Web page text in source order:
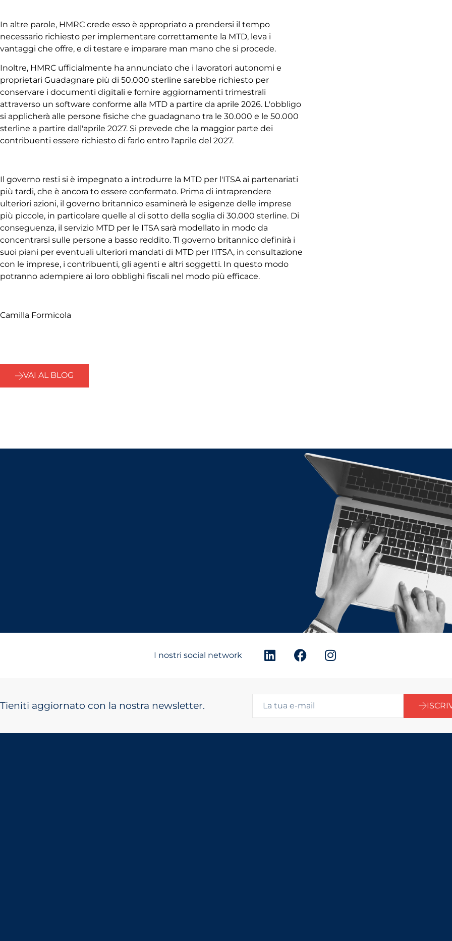
In altre parole, HMRC crede esso è appropriato a prendersi il tempo
necessario richiesto per implementare correttamente la MTD, leva i
vantaggi che offre, e di testare e imparare man mano che si procede.
Inoltre, HMRC ufficialmente ha annunciato che i lavoratori autonomi e
proprietari Guadagnare più di 50.000 sterline sarebbe richiesto per
conservare i documenti digitali e fornire aggiornamenti trimestrali
attraverso un software conforme alla MTD a partire da aprile 2026. L'obbligo
si applicherà alle persone fisiche che guadagnano tra le 30.000 e le 50.000
sterline a partire dall'aprile 2027. Si prevede che la maggior parte dei
contribuenti essere richiesto di farlo entro l'aprile del 2027.
Il governo resti si è impegnato a introdurre la MTD per l'ITSA ai partenariati
più tardi, che è ancora to essere confermato. Prima di intraprendere
ulteriori azioni, il governo britannico esaminerà le esigenze delle imprese
più piccole, in particolare quelle al di sotto della soglia di 30.000 sterline. Di
conseguenza, il servizio MTD per le ITSA sarà modellato in modo da
concentrarsi sulle persone a basso reddito. Tl governo britannico definirà i
suoi piani per eventuali ulteriori mandati di MTD per l'ITSA, in consultazione
con le imprese, i contribuenti, gli agenti e altri soggetti. In questo modo
potranno adempiere ai loro obblighi fiscali nel modo più efficace.
Camilla Formicola
VAI AL BLOG
I nostri social network
Tieniti aggiornato con la nostra newsletter.